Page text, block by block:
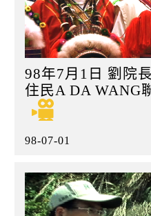
98年7月1日 劉院
住民A DA WANG
98-07-01